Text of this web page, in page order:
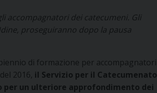
accompagnatori dei catecumeni. Gli
proseguiranno dopo la pausa
di formazione per accompagnatori
2016, il Servizio per il Catecumenato
per un ulteriore approfondimento dei